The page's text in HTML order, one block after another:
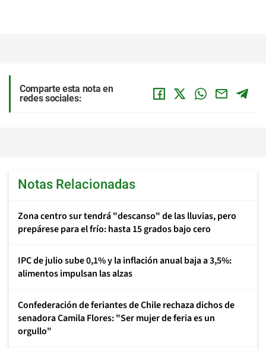
Comparte esta nota en
redes sociales:
Notas Relacionadas
Zona centro sur tendrá "descanso" de las lluvias, pero
prepárese para el frío: hasta 15 grados bajo cero
IPC de julio sube 0,1% y la inflación anual baja a 3,5%:
alimentos impulsan las alzas
Confederación de feriantes de Chile rechaza dichos de
senadora Camila Flores: "Ser mujer de feria es un
orgullo"